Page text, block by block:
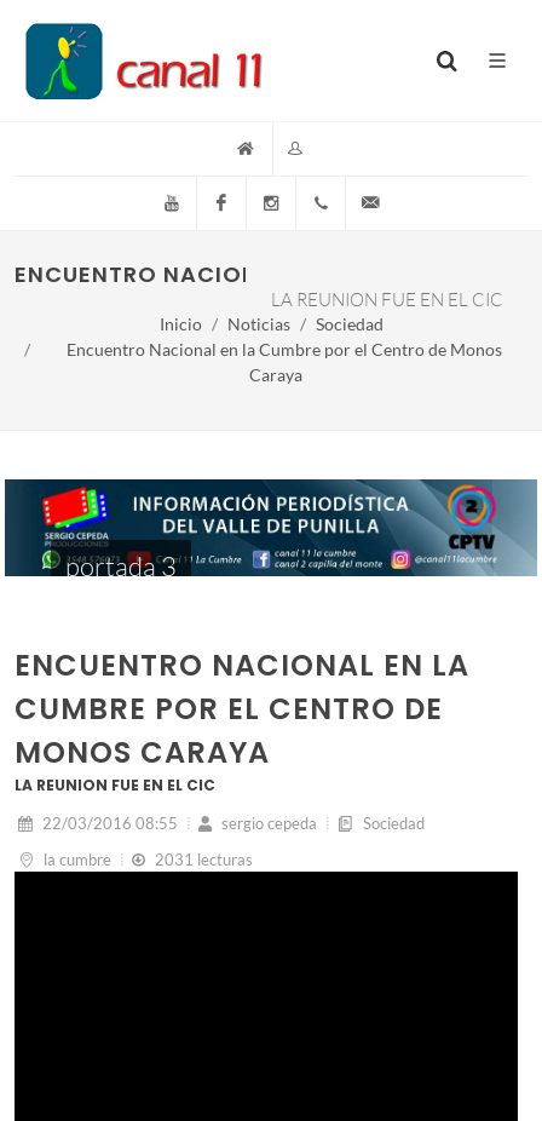
YouTube FacebookInstagram(+54)(9)3548-576073
ENCUENTRO NACIONAL EN LA CUMBRE POR
LA REUNION FUE EN EL CIC
Inicio Noticias
Sociedad
Encuentro Nacional en la Cumbre por el Centro de Monos
Caraya
portada 3
ENCUENTRO NACIONAL EN LA
CUMBRE POR EL CENTRO DE
MONOS CARAYA
LA REUNION FUE EN EL CIC
22/03/2016 08:55 sergio cepeda
Sociedad
la cumbre
2031 lecturas